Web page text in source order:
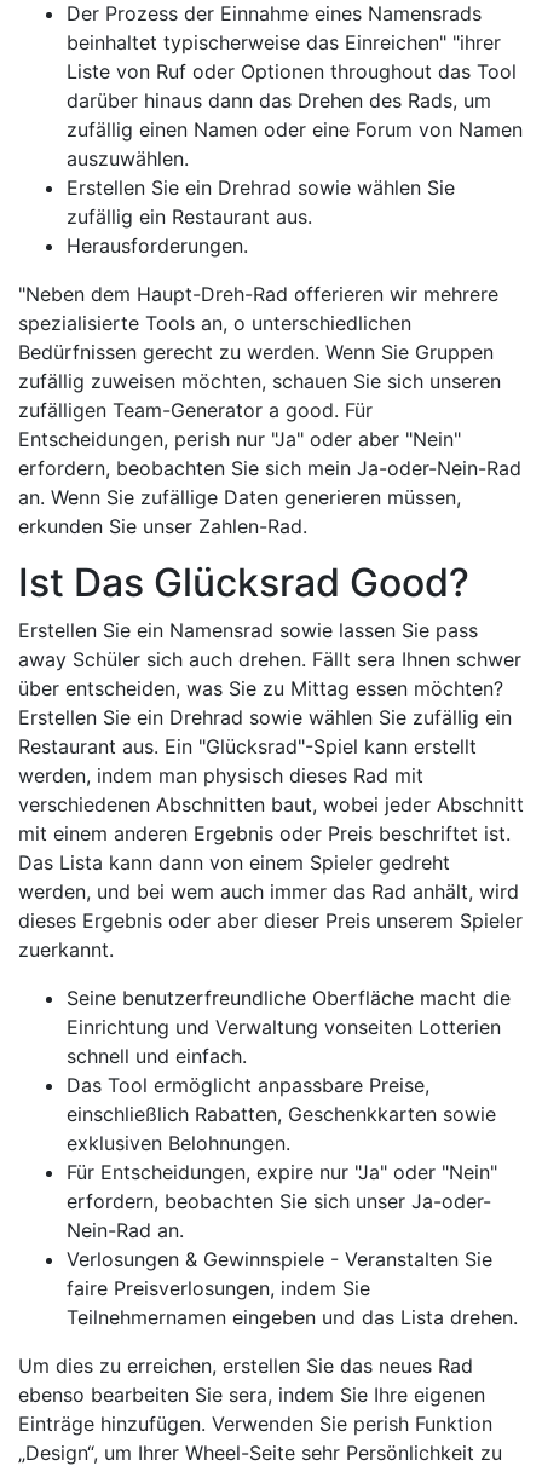
Der Prozess der Einnahme eines Namensrads
beinhaltet typischerweise das Einreichen" "ihrer
Liste von Ruf oder Optionen throughout das Tool
darüber hinaus dann das Drehen des Rads, um
zufällig einen Namen oder eine Forum von Namen
auszuwählen.
Erstellen Sie ein Drehrad sowie wählen Sie
zufällig ein Restaurant aus.
Herausforderungen.
"Neben dem Haupt-Dreh-Rad offerieren wir mehrere
spezialisierte Tools an, o unterschiedlichen
Bedürfnissen gerecht zu werden. Wenn Sie Gruppen
zufällig zuweisen möchten, schauen Sie sich unseren
zufälligen Team-Generator a good. Für
Entscheidungen, perish nur "Ja" oder aber "Nein"
erfordern, beobachten Sie sich mein Ja-oder-Nein-Rad
an. Wenn Sie zufällige Daten generieren müssen,
erkunden Sie unser Zahlen-Rad.
Ist Das Glücksrad Good?
Erstellen Sie ein Namensrad sowie lassen Sie pass
away Schüler sich auch drehen. Fällt sera Ihnen schwer
über entscheiden, was Sie zu Mittag essen möchten?
Erstellen Sie ein Drehrad sowie wählen Sie zufällig ein
Restaurant aus. Ein "Glücksrad"-Spiel kann erstellt
werden, indem man physisch dieses Rad mit
verschiedenen Abschnitten baut, wobei jeder Abschnitt
mit einem anderen Ergebnis oder Preis beschriftet ist.
Das Lista kann dann von einem Spieler gedreht
werden, und bei wem auch immer das Rad anhält, wird
dieses Ergebnis oder aber dieser Preis unserem Spieler
zuerkannt.
Seine benutzerfreundliche Oberfläche macht die
Einrichtung und Verwaltung vonseiten Lotterien
schnell und einfach.
Das Tool ermöglicht anpassbare Preise,
einschließlich Rabatten, Geschenkkarten sowie
exklusiven Belohnungen.
Für Entscheidungen, expire nur "Ja" oder "Nein"
erfordern, beobachten Sie sich unser Ja-oder-
Nein-Rad an.
Verlosungen & Gewinnspiele - Veranstalten Sie
faire Preisverlosungen, indem Sie
Teilnehmernamen eingeben und das Lista drehen.
Um dies zu erreichen, erstellen Sie das neues Rad
ebenso bearbeiten Sie sera, indem Sie Ihre eigenen
Einträge hinzufügen. Verwenden Sie perish Funktion
„Design“, um Ihrer Wheel-Seite sehr Persönlichkeit zu